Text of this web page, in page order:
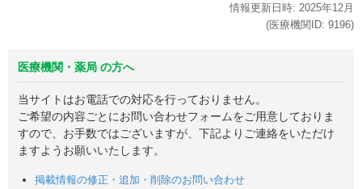
情報更新日時: 2025年12月
(医療機関ID: 9196)
医療機関・薬局 の方へ
当サイトはお電話での対応を行っておりません。
ご希望の内容ごとにお問い合わせフォームをご用意しておりま
すので、お手数ではございますが、下記よりご連絡をいただけ
ますようお願いいたします。
掲載情報の修正・追加・削除のお問い合わせ